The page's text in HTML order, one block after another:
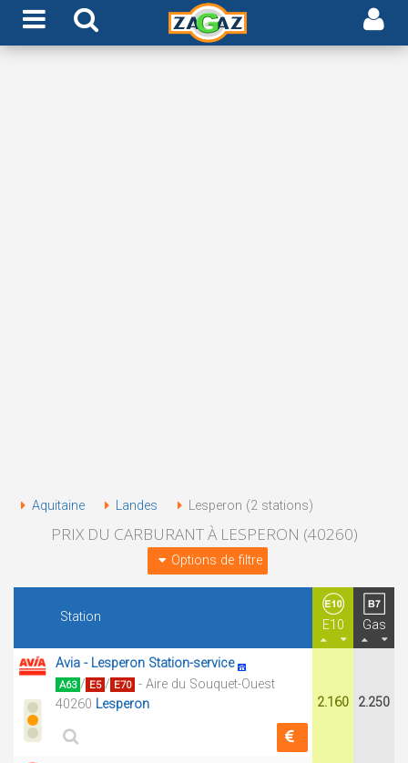
Aquitaine Landes Lesperon (2 stations)
PRIX DU CARBURANT À LESPERON (40260)
Options de filtre
Station
E10 Gas
Avia - Lesperon Station-service
A63 / E5 / E70 - Aire du Souquet-Ouest
40260 Lesperon 2.160 2.250